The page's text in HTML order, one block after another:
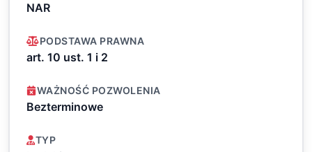
NAR
PODSTAWA PRAWNA
art. 10 ust. 1 i 2
WAŻNOŚĆ POZWOLENIA
Bezterminowe
TYP